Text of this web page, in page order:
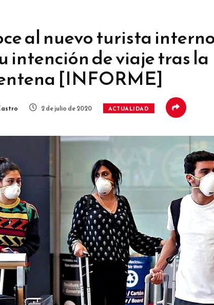
al nuevo turista
intención de viaje tras la
[INFORME]
2 de julio de 2020 ACTUALIDAD